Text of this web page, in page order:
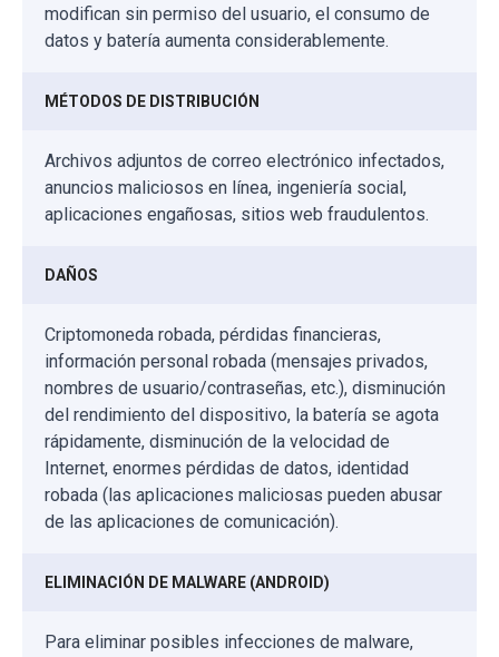
modifican sin permiso del usuario, el consumo de
datos y batería aumenta considerablemente.
MÉTODOS DE DISTRIBUCIÓN
Archivos adjuntos de correo electrónico infectados,
anuncios maliciosos en línea, ingeniería social,
aplicaciones engañosas, sitios web fraudulentos.
DAÑOS
Criptomoneda robada, pérdidas financieras,
información personal robada (mensajes privados,
nombres de usuario/contraseñas, etc.), disminución
del rendimiento del dispositivo, la batería se agota
rápidamente, disminución de la velocidad de
Internet, enormes pérdidas de datos, identidad
robada (las aplicaciones maliciosas pueden abusar
de las aplicaciones de comunicación).
ELIMINACIÓN DE MALWARE (ANDROID)
Para eliminar posibles infecciones de malware,